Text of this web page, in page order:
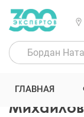
300 Экспертов
ГЛАВНАЯ